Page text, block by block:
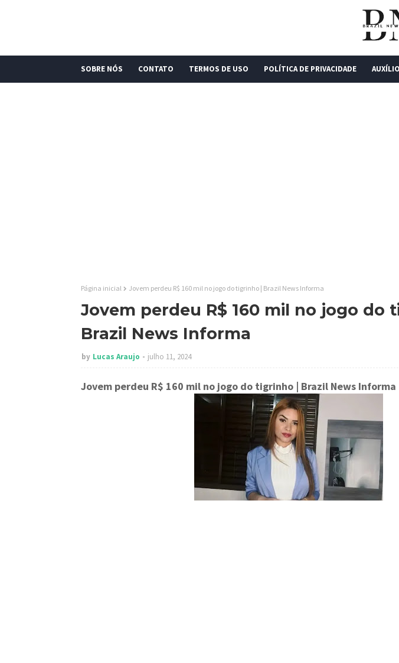
SOBRE NÓS CONTATO TERMOS DE USO POLÍTICA DE PRIVACIDADE
Página inicial Jovem perdeu R$ 160 mil no jogo do tigrinho | Brazil News Informa
Jovem perdeu R$ 160 mil no jogo do
Brazil News Informa
by Lucas Araujo julho 11, 2024
Jovem perdeu R$ 160 mil no jogo do tigrinho | Brazil News Informa